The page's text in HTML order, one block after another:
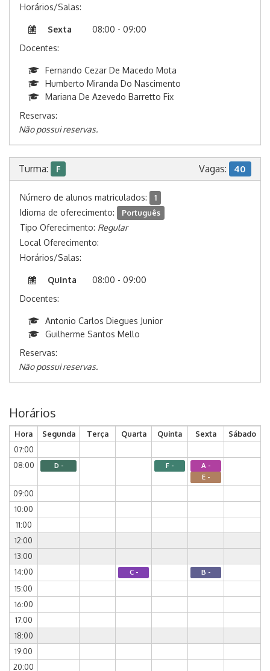
Horários/Salas:
Sexta
08:00 - 09:00
Docentes:
Fernando Cezar De Macedo Mota
Humberto Miranda Do Nascimento
Mariana De Azevedo Barretto Fix
Reservas:
Não possui reservas.
Turma: F Vagas: 40
Número de alunos matriculados: 1
Idioma de oferecimento: Português
Tipo Oferecimento: Regular
Local Oferecimento:
Horários/Salas:
Quinta
08:00 - 09:00
Docentes:
Antonio Carlos Diegues Junior
Guilherme Santos Mello
Reservas:
Não possui reservas.
Horários
Hora Segunda Terça Quarta Quinta Sexta
Sábado
07:00
08:00
D - F -
A -
E -
09:00
10:00
11:00
12:00
13:00
14:00
C - B -
15:00
16:00
17:00
18:00
19:00
20:00